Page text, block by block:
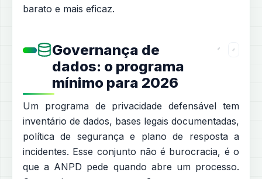
barato e mais eficaz.
Governança de
dados: o programa
mínimo para 2026
Um programa de privacidade defensável tem
inventário de dados, bases legais documentadas,
política de segurança e plano de resposta a
incidentes. Esse conjunto não é burocracia, é o
que a ANPD pede quando abre um processo.